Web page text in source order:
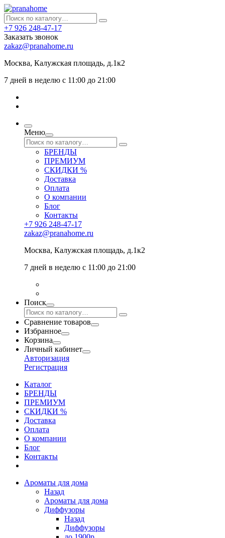
+7 926 248-47-17
Заказать звонок
zakaz@pranahome.ru
Москва, Калужская площадь, д.1к2
7 дней в неделю с 11:00 до 21:00
Меню
БРЕНДЫ
ПРЕМИУМ
СКИДКИ %
Доставка
Оплата
О компании
Блог
Контакты
+7 926 248-47-17
zakaz@pranahome.ru
Москва, Калужская площадь, д.1к2
7 дней в неделю с 11:00 до 21:00
Поиск
Сравнение товаров
Избранное
Корзина
Личный кабинет
Авторизация
Регистрация
Каталог
БРЕНДЫ
ПРЕМИУМ
СКИДКИ %
Доставка
Оплата
О компании
Блог
Контакты
Ароматы для дома
Назад
Ароматы для дома
Диффузоры
Назад
Диффузоры